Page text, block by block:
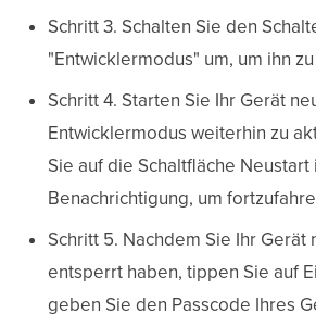
Schritt 3. Schalten Sie den
"Entwicklermodus" um, um ihn
Schritt 4. Starten Sie Ihr Gerät
Entwicklermodus weiterhin zu
Sie auf die Schaltfläche Neustart
Benachrichtigung, um
Schritt 5. Nachdem Sie Ihr Gerät
entsperrt haben, tippen Sie auf
geben Sie den Passcode Ihres